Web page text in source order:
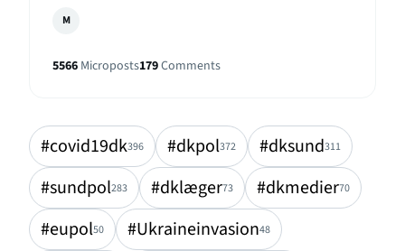
M
5566 Microposts179Comments
#covid19dk396 #dkpol372 #dksund311
#sundpol283 #dklæger73 #dkmedier70
#eupol50 #Ukraineinvasion48